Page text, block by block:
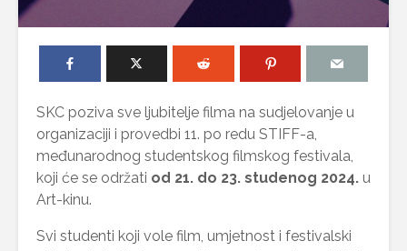
SKC poziva sve ljubitelje filma na sudjelovanje u
organizaciji i provedbi 11. po redu STIFF-a,
međunarodnog studentskog filmskog festivala,
koji će se održati od 21. do 23. studenog 2024. u
Art-kinu.
Svi studenti koji vole film, umjetnost i festivalski